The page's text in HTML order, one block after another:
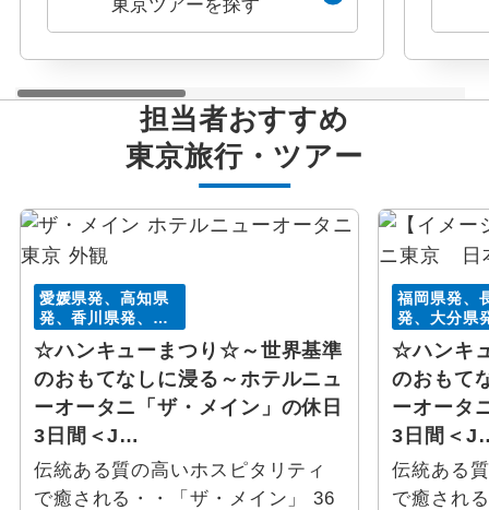
東京ツアーを探す
担当者おすすめ
東京旅行・ツアー
愛媛県発、高知県
発、香川県発、徳
島県発
☆ハンキューまつり☆～世界基準
のおもてなしに浸る～ホテルニュ
ーオータニ「ザ・メイン」の休日
3日間＜J…
伝統ある質の高いホスピタリティ
で癒される・・「ザ・メイン」 36
福岡県発、
発、大分県
本県発、鹿
発
☆ハンキ
のおもて
ーオータ
3日間＜
伝統ある
で癒され